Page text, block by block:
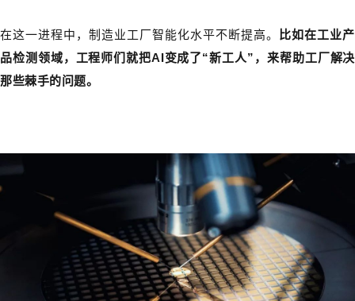
在这一进程中，制造业工厂智能化水平不断提高。
比如在工业产
品检测领域，工程师们就把AI变成了“新工人”，来帮助工厂解决
那些棘手的问题。